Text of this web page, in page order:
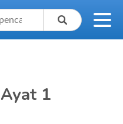
Ayat 1